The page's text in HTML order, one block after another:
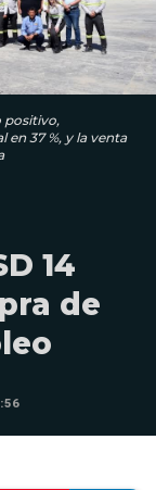
positivo,
37 %, y la venta
14
de